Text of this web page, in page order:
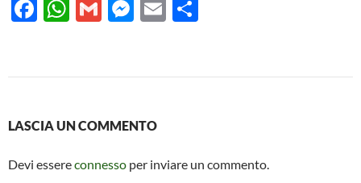
F
b
o
k
W
s
p
p
G
M
n
er
E
di
LASCIA UN COMMENTO
Devi essereconnesso per inviare un commento.